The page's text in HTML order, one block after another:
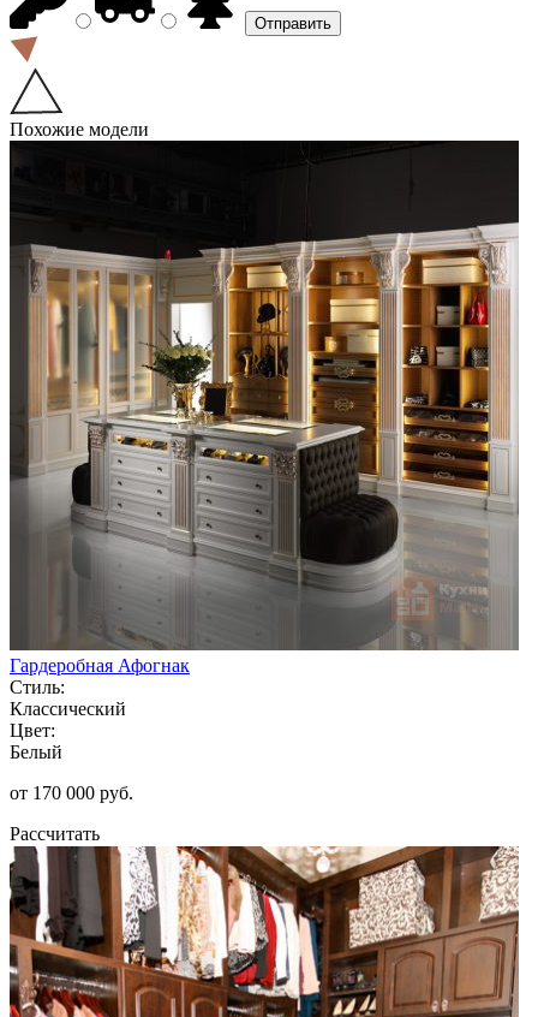
Похожие модели
Гардеробная Афогнак
Стиль:
Классический
Цвет:
Белый
от 170 000 руб.
Рассчитать